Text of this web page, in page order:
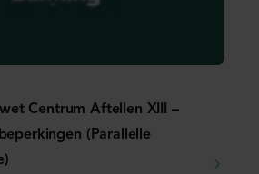
Centrum Aftellen XIII –
(Parallelle